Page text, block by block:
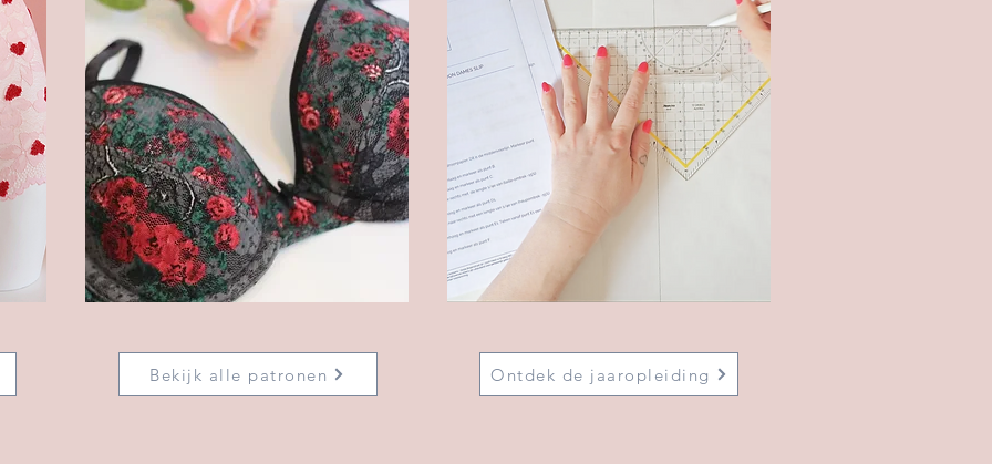
Bekijk alle patronen Ontdek de jaaropleiding